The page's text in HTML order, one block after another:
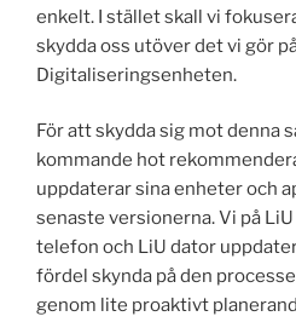
enkelt. I stället skall vi
skydda oss utöver det vi gör
Digitaliseringsenheten.
För att skydda sig mot denna
kommande hot
uppdaterar sina enheter och
senaste versionerna. Vi på
telefon och LiU dator
fördel skynda på den
genom lite proaktivt